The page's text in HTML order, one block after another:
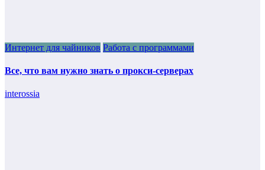
Интернет для чайников Работа с программами
Все, что вам нужно знать о прокси-серверах
interossia